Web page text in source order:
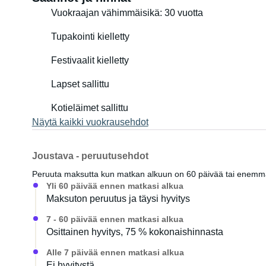
Vuokraajan vähimmäisikä: 30 vuotta
Tupakointi kielletty
Festivaalit kielletty
Lapset sallittu
Kotieläimet sallittu
Näytä kaikki vuokrausehdot
Joustava - peruutusehdot
Peruuta maksutta kun matkan alkuun on 60 päivää tai
Yli 60 päivää ennen matkasi alkua
Maksuton peruutus ja täysi hyvitys
7 - 60 päivää ennen matkasi alkua
Osittainen hyvitys, 75 % kokonaishinnasta
Alle 7 päivää ennen matkasi alkua